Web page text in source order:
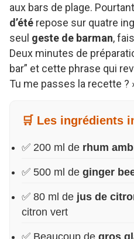
aux bars de plage.
d’été repose sur quatre
seul geste de barman,
Deux minutes de
bar” et cette phrase qui
Tu me passes la recette ?
🛒 Les ingrédients
✅ 200 ml de rhum
✅ 500 ml de ginger
✅ 80 ml de jus de
citron vert
✅ Beaucoup de gros